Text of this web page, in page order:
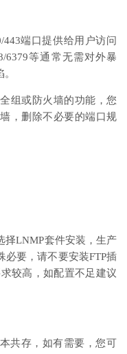
端口提供给用户访问
6379等通常无需对外暴
组或防火墙的功能，您
，删除不必要的端口规
择LNMP套件安装，生产
必要，请不要安装FTP插
较高，如配置不足建议
共存，如有需要，您可